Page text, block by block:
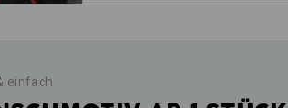
einfach